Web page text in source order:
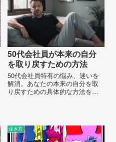
50代会社員が本来の自分
を取り戻すための方法
50代会社員特有の悩み、迷いを
解消。あなたの本来の自分を取
り戻すための具体的な方法を公
生き方